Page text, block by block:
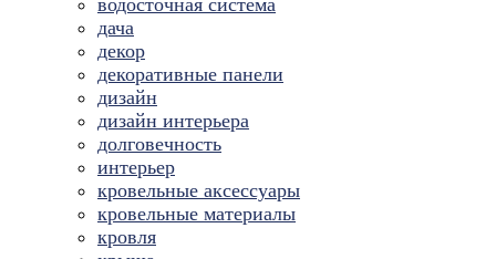
водосточная система
дача
декор
декоративные панели
дизайн
дизайн интерьера
долговечность
интерьер
кровельные аксессуары
кровельные материалы
кровля